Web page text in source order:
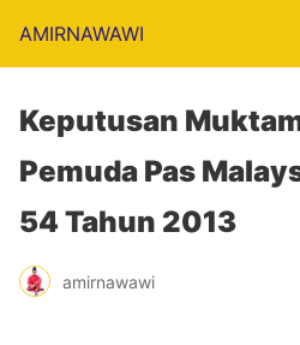
AMIRNAWAWI
Keputusan
Pemuda Pas
54 Tahun 2013
amirnawawi